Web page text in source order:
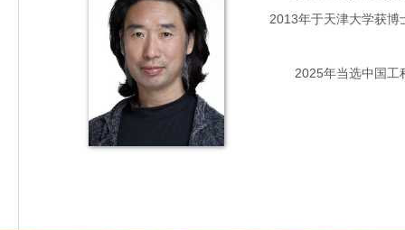
2013年于天津大学获博
2025年当选中国工